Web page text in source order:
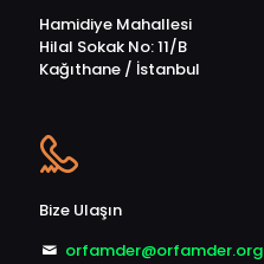
Hamidiye Mahallesi
Hilal Sokak No: 11/B
Kağıthane / İstanbul
Bize Ulaşın
orfamder@orfamder.org